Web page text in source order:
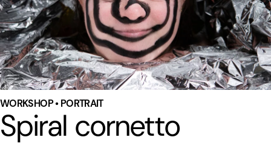
WORKSHOP • PORTRAIT
Spiral cornetto